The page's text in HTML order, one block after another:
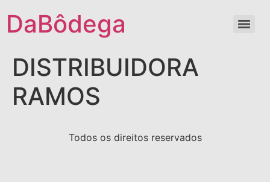
DaBôdega
DISTRIBUIDORA
RAMOS
Todos os direitos reservados